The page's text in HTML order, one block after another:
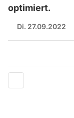
optimiert.
Di. 27.09.2022